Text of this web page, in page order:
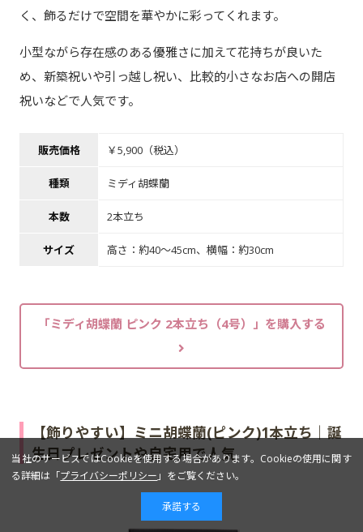
く、飾るだけで空間を華やかに彩ってくれます。
小型ながら存在感のある優雅さに加えて花持ちが良いた
め、新築祝いや引っ越し祝い、比較的小さなお店への開店
祝いなどで人気です。
販売価格 ￥5,900（税込）
種類 ミディ胡蝶蘭
本数 2本立ち
サイズ 高さ：約40～45cm、横幅：約30cm
「ミディ胡蝶蘭 ピンク 2本立ち（4号）」を購入する
【飾りやすい】ミニ胡蝶蘭(ピンク)1本立ち｜誕
生日プレゼントや自宅用で人気
当社のサービスではCookieを使用する場合があります。Cookieの使用に関す
る詳細は「プライバシーポリシー 」をご覧ください。
承諾する